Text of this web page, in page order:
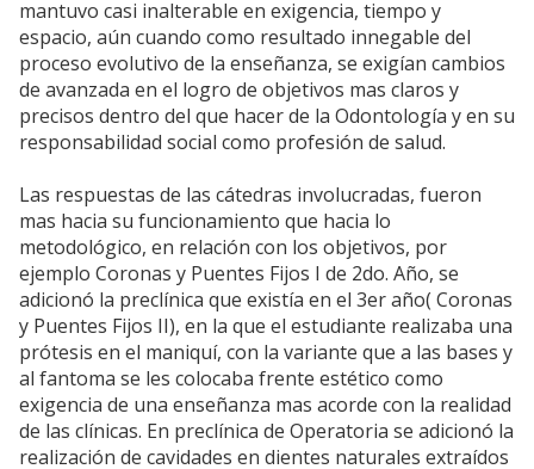
mantuvo casi inalterable en exigencia, tiempo y
espacio, aún cuando como resultado innegable del
proceso evolutivo de la enseñanza, se exigían cambios
de avanzada en el logro de objetivos mas claros y
precisos dentro del que hacer de la Odontología y en su
responsabilidad social como profesión de salud.
Las respuestas de las cátedras involucradas, fueron
mas hacia su funcionamiento que hacia lo
metodológico, en relación con los objetivos, por
ejemplo Coronas y Puentes Fijos I de 2do. Año, se
adicionó la preclínica que existía en el 3er año( Coronas
y Puentes Fijos II), en la que el estudiante realizaba una
prótesis en el maniquí, con la variante que a las bases y
al fantoma se les colocaba frente estético como
exigencia de una enseñanza mas acorde con la realidad
de las clínicas. En preclínica de Operatoria se adicionó la
realización de cavidades en dientes naturales extraídos